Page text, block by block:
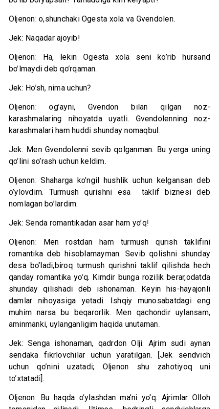
Oljenon: o,shunchaki Ogesta xola va Gvendolen.
Jek: Naqadar ajoyib!
Oljenon: Ha, lekin Ogesta xola seni ko’rib hursand
bo’lmaydi deb qo’rqaman.
Jek: Ho’sh, nima uchun?
Oljenon: og’ayni, Gvendon bilan qilgan noz-
karashmalaring nihoyatda uyatli. Gvendolenning noz-
karashmalari ham huddi shunday nomaqbul.
Jek: Men Gvendolenni sevib qolganman. Bu yerga uning
qo’lini so’rash uchun keldim.
Oljenon: Shaharga ko’ngil hushlik uchun kelgansan deb
o’ylovdim. Turmush qurishni esa taklif biznesi deb
nomlagan bo’lardim.
Jek: Senda romantikadan asar ham yo’q!
Oljenon: Men rostdan ham turmush qurish taklifini
romantika deb hisoblamayman. Sevib qolishni shunday
desa bo’ladi,biroq turmush qurishni taklif qilishda hech
qanday romantika yo’q. Kimdir bunga rozilik berar,odatda
shunday qilishadi deb ishonaman. Keyin his-hayajonli
damlar nihoyasiga yetadi. Ishqiy munosabatdagi eng
muhim narsa bu beqarorlik. Men qachondir uylansam,
aminmanki, uylanganligim haqida unutaman.
Jek: Senga ishonaman, qadrdon Olji. Ajrim sudi aynan
sendaka fikrlovchilar uchun yaratilgan. [Jek sendvich
uchun qo’nini uzatadi; Oljenon shu zahotiyoq uni
to’xtatadi].
Oljenon: Bu haqda o’ylashdan ma’ni yo’q. Ajrimlar Olloh